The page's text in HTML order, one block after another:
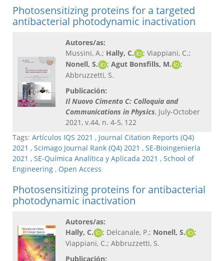
Photosensitizing proteins for a targeted
antibacterial photodynamic inactivation
Autores/as:
Mussini, A.; Hally, C.
; Viappiani, C.;
Nonell, S.
; Agut Bonsfills, M.
;
Abbruzzetti, S.
Publicación:
Il Nuovo Cimento C: Colloquia and
Communications in Physics, July-October
2021, v.44, n. 4-5, 122
Tags: Artículos IQS 2021 , Journal Citation Reports (Q4)
2021 , Scimago Journal Rank (Q4) 2021 , SE-Bioingeniería
2021 , SE-Química Analítica y Aplicada 2021 , School of
Engineering , Open Access
Photosensitizing proteins for antibacterial
photodynamic inactivation
Autores/as:
Hally, C.
; Delcanale, P.; Nonell, S.
;
Viappiani, C.; Abbruzzetti, S.
Publicación: